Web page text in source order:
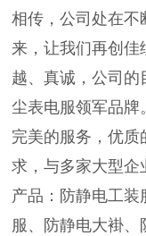
相传，公司处在不
来，让我们再创佳
越、真诚，公司
尘表电服领军品牌
完美的服务，优
求，与多家大型企
产品：防静电工装
服、防静电大褂